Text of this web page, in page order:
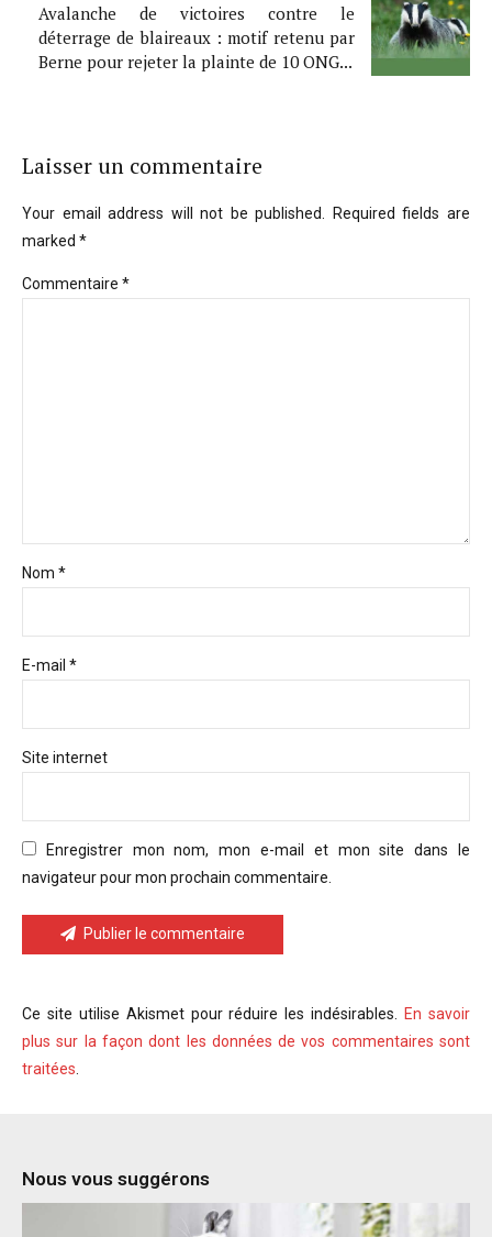
Avalanche de victoires contre le
déterrage de blaireaux : motif retenu par
Berne pour rejeter la plainte de 10 ONG...
Laisser un commentaire
Your email address will not be published. Required fields are
marked *
Commentaire *
Nom *
E-mail *
Site internet
Enregistrer mon nom, mon e-mail et mon site dans le
navigateur pour mon prochain commentaire.
Publier le commentaire
Ce site utilise Akismet pour réduire les indésirables.
En savoir
plus sur la façon dont les données de vos commentaires sont
traitées
Nous vous suggérons